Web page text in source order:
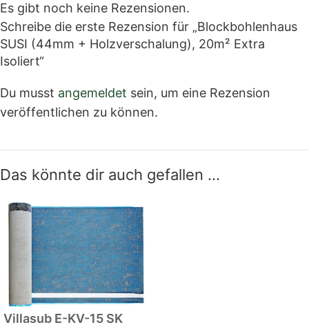
Es gibt noch keine Rezensionen.
Schreibe die erste Rezension für „Blockbohlenhaus
SUSI (44mm + Holzverschalung), 20m² Extra
Isoliert“
Du musst angemeldet sein, um eine Rezension
veröffentlichen zu können.
Das könnte dir auch gefallen …
Villasub E-KV-15 SK